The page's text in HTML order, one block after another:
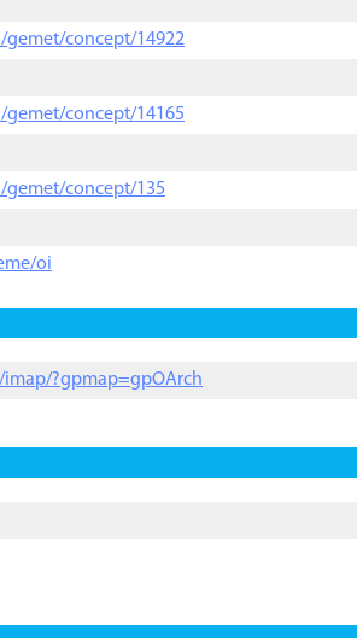
gemet/concept/14922
concept/14165
gemet/concept/135
oi
?gpmap=gpOArch